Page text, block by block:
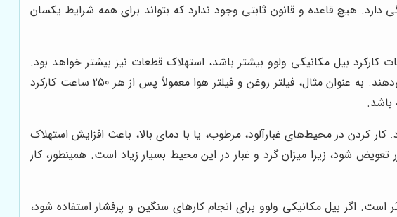
هیچ قاعده و قانون ثابتی وجود ندارد که بتواند برای همه شرایط یکسان
بیل مکانیکی ولوو بیشتر باشد، استهلاک قطعات نیز بیشتر خواهد بود.
سازندگان بیل مکانیکی ولوو، جدول زمانبندی خاصی را برای تعویض قطعات بر اساس ساعات کارکرد ارائه می‌دهند. به عنوان مثال، فیلتر روغن و فیلتر هوا معمولاً پس از هر 250 ساعت کارکرد
کردن در محیط‌های غبارآلود، مرطوب، یا با دمای بالا، باعث افزایش استهلاک
شود، زیرا میزان گرد و غبار در این محیط بسیار زیاد است. همینطور، کار
اگر بیل مکانیکی ولوو برای انجام کارهای سنگین و پرفشار استفاده شود،